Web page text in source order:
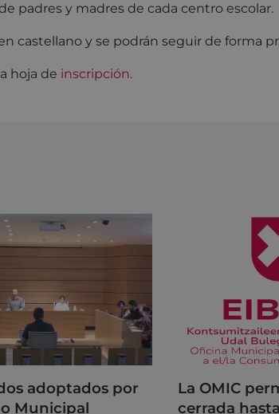
padres y madres de cada centro escolar.
castellano y se podrán seguir de forma
hoja de inscripción.
adoptados por
Municipal
La OMIC
cerrada